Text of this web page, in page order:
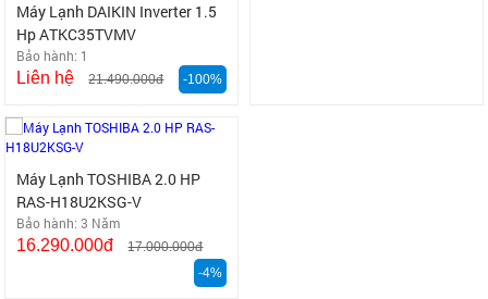
Máy Lạnh DAIKIN Inverter 1.5
Hp ATKC35TVMV
Bảo hành: 1
Liên hệ 21.490.000đ -100%